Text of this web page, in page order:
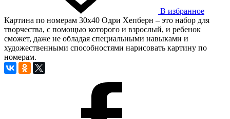
В избранное
Картина по номерам 30х40 Одри Хепберн – это набор для
творчества, с помощью которого и взрослый, и ребенок
сможет, даже не обладая специальными навыками и
художественными способностями нарисовать картину по
номерам.